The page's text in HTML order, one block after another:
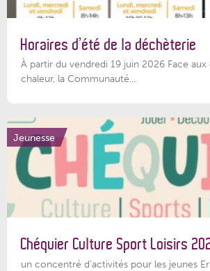
Horaires d’été de la déchèterie
À partir du vendredi 19 juin 2026 Face
chaleur, la Communauté...
Jeunesse
Chéquier Culture Sport Loisirs
un concentré d’activités pour les jeunes